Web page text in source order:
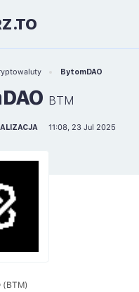
BytomDAO
BTM
11:08, 23 Jul 2025
(BTM)